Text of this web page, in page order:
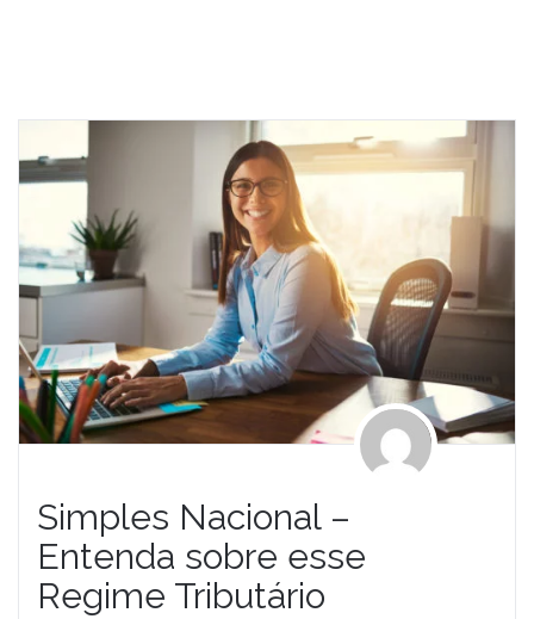
Simples Nacional –
Entenda sobre esse
Regime Tributário